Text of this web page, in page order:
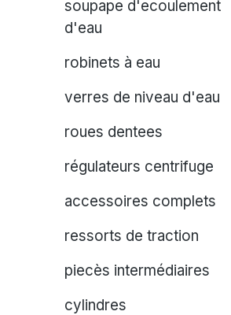
soupape d'ecoulement
d'eau
robinets à eau
verres de niveau d'eau
roues dentees
régulateurs centrifuge
accessoires complets
ressorts de traction
piecès intermédiaires
cylindres